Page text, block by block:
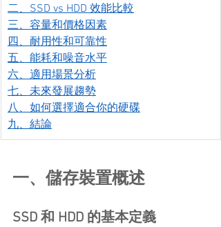
二、SSD vs HDD 效能比較
三、容量和價格因素
四、耐用性和可靠性
五、能耗和噪音水平
六、適用場景分析
七、未來發展趨勢
八、如何選擇適合你的硬碟
九、結論
一、儲存裝置概述
SSD 和 HDD 的基本定義